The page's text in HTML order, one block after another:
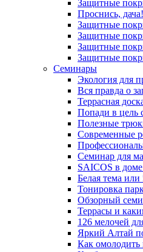
Защитные
Проснись,
Защитные
Защитные
Защитные
Защитные
Семинары
Экология для
Вся правда о
Террасная
Попади в цель
Полезные
Современные
Семинар для
SAICOS в доме
Белая тема или
Тонировка
Обзорный
Террасы и
126 мелочей
Яркий Алтай
Как омолодить